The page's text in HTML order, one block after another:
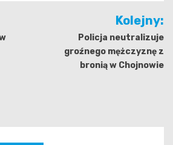
Kolejny:
Policja neutralizuje
groźnego mężczyznę z
bronią w Chojnowie